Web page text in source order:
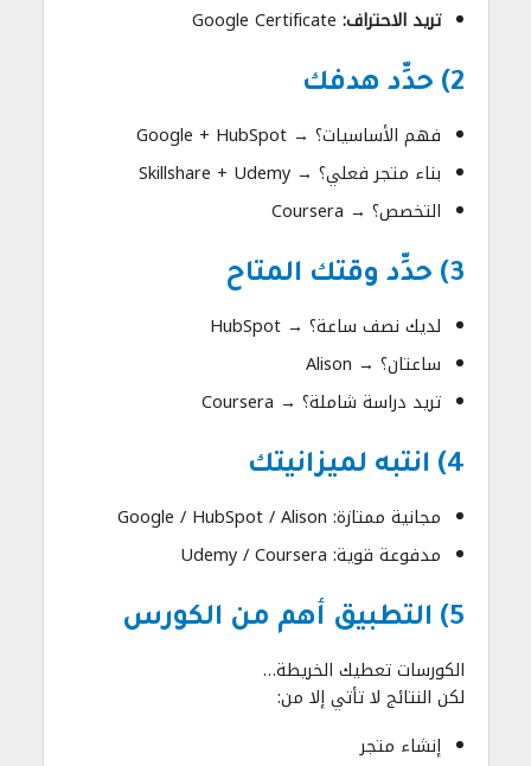
تريد الاحتراف:
2) حدِّد هدفك
فهم الأساسيات؟ → Google + HubSpot
بناء متجر فعلي؟ → Skillshare + Udemy
التخصص؟ → Coursera
3) حدِّد وقتك المتاح
لديك نصف ساعة؟ → HubSpot
ساعتان؟ → Alison
تريد دراسة شاملة؟ → Coursera
4) انتبه لميزانيتك
مجانية ممتازة: Google / HubSpot / Alison
مدفوعة قوية: Udemy / Coursera
5) التطبيق أهم من الكورس
الكورسات تعطيك الخريطة…
لكن النتائج لا تأتي إلا من:
إنشاء متجر